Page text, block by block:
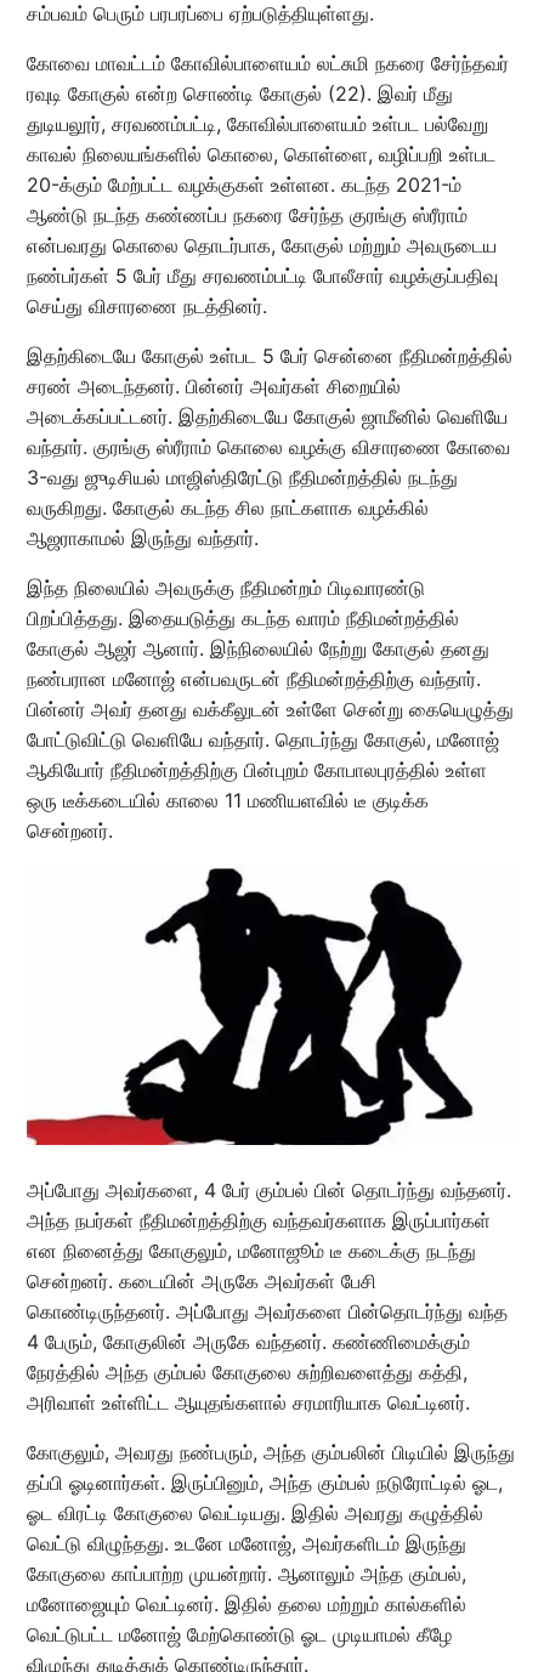
சம்பவம் பெரும் பரபரப்பை ஏற்படுத்தியுள்ளது.
கோவை மாவட்டம் கோவில்பாளையம் லட்சுமி நகரை சேர்ந்தவர்
ரவுடி கோகுல் என்ற சொண்டி கோகுல் (22). இவர் மீது
துடியலூர், சரவணம்பட்டி, கோவில்பாளையம் உள்பட பல்வேறு
காவல் நிலையங்களில் கொலை, கொள்ளை, வழிப்பறி உள்பட
20-க்கும் மேற்பட்ட வழக்குகள் உள்ளன. கடந்த 2021-ம்
ஆண்டு நடந்த கண்ணப்ப நகரை சேர்ந்த குரங்கு ஸ்ரீராம்
என்பவரது கொலை தொடர்பாக, கோகுல் மற்றும் அவருடைய
நண்பர்கள் 5 பேர் மீது சரவணம்பட்டி போலீசார் வழக்குப்பதிவு
செய்து விசாரணை நடத்தினர்.
இதற்கிடையே கோகுல் உள்பட 5 பேர் சென்னை நீதிமன்றத்தில்
சரண் அடைந்தனர். பின்னர் அவர்கள் சிறையில்
அடைக்கப்பட்டனர். இதற்கிடையே கோகுல் ஜாமீனில் வெளியே
வந்தார். குரங்கு ஸ்ரீராம் கொலை வழக்கு விசாரணை கோவை
3-வது ஜுடிசியல் மாஜிஸ்திரேட்டு நீதிமன்றத்தில் நடந்து
வருகிறது. கோகுல் கடந்த சில நாட்களாக வழக்கில்
ஆஜராகாமல் இருந்து வந்தார்.
இந்த நிலையில் அவருக்கு நீதிமன்றம் பிடிவாரண்டு
பிறப்பித்தது. இதையடுத்து கடந்த வாரம் நீதிமன்றத்தில்
கோகுல் ஆஜர் ஆனார். இந்நிலையில் நேற்று கோகுல் தனது
நண்பரான மனோஜ் என்பவருடன் நீதிமன்றத்திற்கு வந்தார்.
பின்னர் அவர் தனது வக்கீலுடன் உள்ளே சென்று கையெழுத்து
போட்டுவிட்டு வெளியே வந்தார். தொடர்ந்து கோகுல், மனோஜ்
ஆகியோர் நீதிமன்றத்திற்கு பின்புறம் கோபாலபுரத்தில் உள்ள
ஒரு டீக்கடையில் காலை 11 மணியளவில் டீ குடிக்க
சென்றனர்.
அப்போது அவர்களை, 4 பேர் கும்பல் பின் தொடர்ந்து வந்தனர்.
அந்த நபர்கள் நீதிமன்றத்திற்கு வந்தவர்களாக இருப்பார்கள்
என நினைத்து கோகுலும், மனோஜூம் டீ கடைக்கு நடந்து
சென்றனர். கடையின் அருகே அவர்கள் பேசி
கொண்டிருந்தனர். அப்போது அவர்களை பின்தொடர்ந்து வந்த
4 பேரும், கோகுலின் அருகே வந்தனர். கண்ணிமைக்கும்
நேரத்தில் அந்த கும்பல் கோகுலை சுற்றிவளைத்து கத்தி,
அரிவாள் உள்ளிட்ட ஆயுதங்களால் சரமாரியாக வெட்டினர்.
கோகுலும், அவரது நண்பரும், அந்த கும்பலின் பிடியில் இருந்து
தப்பி ஓடினார்கள். இருப்பினும், அந்த கும்பல் நடுரோட்டில் ஓட,
ஓட விரட்டி கோகுலை வெட்டியது. இதில் அவரது கழுத்தில்
வெட்டு விழுந்தது. உடனே மனோஜ், அவர்களிடம் இருந்து
கோகுலை காப்பாற்ற முயன்றார். ஆனாலும் அந்த கும்பல்,
மனோஜையும் வெட்டினர். இதில் தலை மற்றும் கால்களில்
வெட்டுபட்ட மனோஜ் மேற்கொண்டு ஓட முடியாமல் கீழே
விழுந்து துடித்துக் கொண்டிருந்தார்.